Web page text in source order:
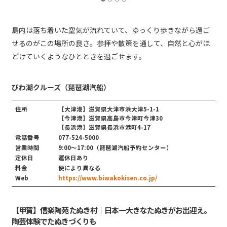
島内は落ち着いた空気が流れていて、ゆっくり歩きながら過ご
せるのがこの場所の良さ。参拝や散策を通して、自然と心がほ
どけていくようなひとときを過ごせます。
びわ湖クルーズ（琵琶湖汽船）
住所
【大津港】滋賀県大津市浜大津5-1-1
【今津港】滋賀県高島市今津町今津30
【長浜港】滋賀県長浜市港町4-17
電話番号
077-524-5000
営業時間
9:00〜17:00（琵琶湖汽船予約センター）
定休日
運休日あり
料金
便により異なる
Web
https://www.biwakokisen.co.jp/
【甲賀】信楽陶苑 たぬき村｜日本一大きなたぬきがお出迎え。
陶芸体験でたぬきづくりも